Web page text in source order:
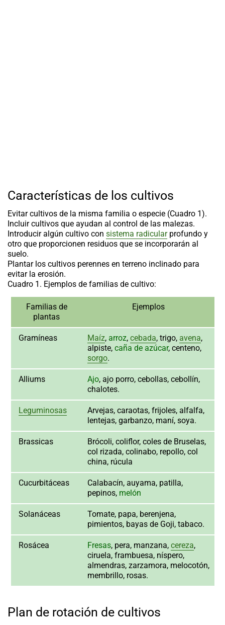
Características de los cultivos
Evitar cultivos de la misma familia o especie (Cuadro 1).
Incluir cultivos que ayudan al control de las malezas.
Introducir algún cultivo con sistema radicularprofundo y
otro que proporcionen residuos que se incorporarán al
suelo.
Plantar los cultivos perennes en terreno inclinado para
evitar la erosión.
Cuadro 1. Ejemplos de familias de cultivo:
Familias de
plantas
Ejemplos
Gramíneas Maíz, arroz, cebada, trigo, avena,
alpiste,caña de azúcar, centeno,
sorgo.
Alliums Ajo, ajo porro, cebollas, cebollín,
chalotes.
Leguminosas
Arvejas, caraotas, frijoles, alfalfa,
lentejas, garbanzo, maní, soya.
Brassicas
Brócoli, coliflor, coles de Bruselas,
col rizada, colinabo, repollo, col
china, rúcula
Cucurbitáceas
Calabacín, auyama, patilla,
pepinos, melón
Solanáceas
Tomate, papa, berenjena,
pimientos, bayas de Goji, tabaco.
Rosácea Fresas, pera, manzana, cereza,
ciruela, frambuesa, níspero,
almendras, zarzamora, melocotón,
membrillo, rosas.
Plan de rotación de cultivos